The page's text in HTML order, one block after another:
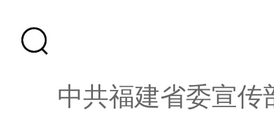
中共福建省委宣传